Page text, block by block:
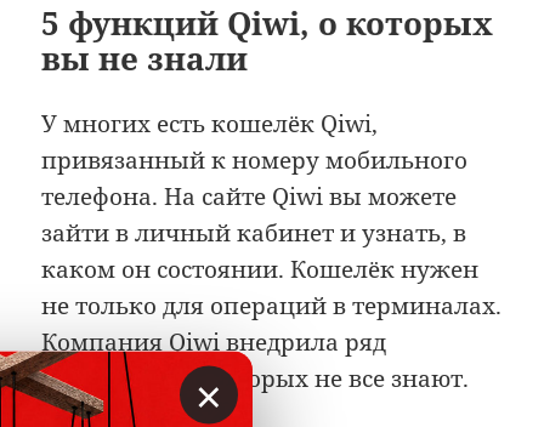
5 функций Qiwi, о которых
вы не знали
У многих есть кошелёк Qiwi,
привязанный к номеру мобильного
телефона. На сайте Qiwi вы можете
зайти в личный кабинет и узнать, в
каком он состоянии. Кошелёк нужен
не только для операций в терминалах.
Компания Qiwi внедрила ряд
инноваций, о которых не все знают.
×